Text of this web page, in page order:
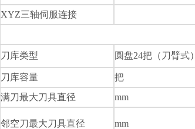
XYZ三轴伺服连接
刀库类型 圆盘24把（刀臂式）
刀库容量 把
满刀最大刀具直径
mm
邻空刀最大刀具直径 mm